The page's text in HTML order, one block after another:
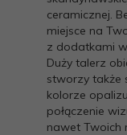
ceramicznej.
miejsce na
z dodatkami
Duży talerz
stworzy także
kolorze
połączenie
nawet Twoich